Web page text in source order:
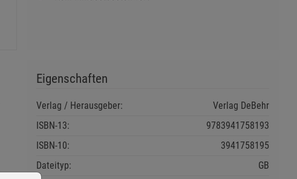
Eigenschaften
Verlag / Herausgeber:
Verlag DeBehr
ISBN-13:
9783941758193
ISBN-10:
3941758195
Dateityp:
GB